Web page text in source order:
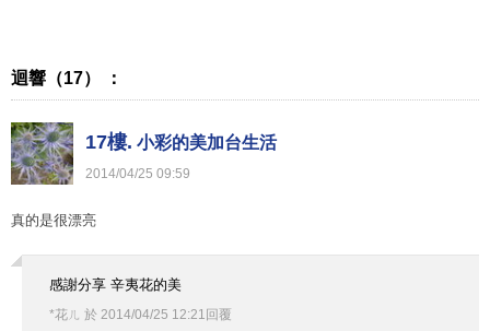
迴響（17） ：
17樓. 小彩的美加台生活
2014/04/25 09:59
真的是很漂亮
感謝分享 辛夷花的美
*花ㄦ 於 2014/04/25 12:21回覆